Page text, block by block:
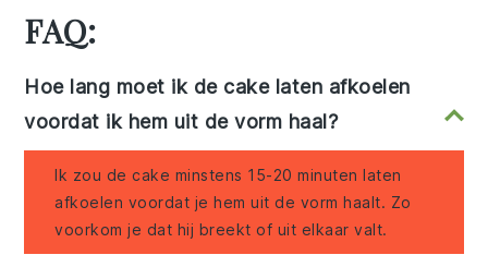
FAQ:
Hoe lang moet ik de cake laten afkoelen
voordat ik hem uit de vorm haal?
Ik zou de cake minstens 15-20 minuten laten
afkoelen voordat je hem uit de vorm haalt. Zo
voorkom je dat hij breekt of uit elkaar valt.